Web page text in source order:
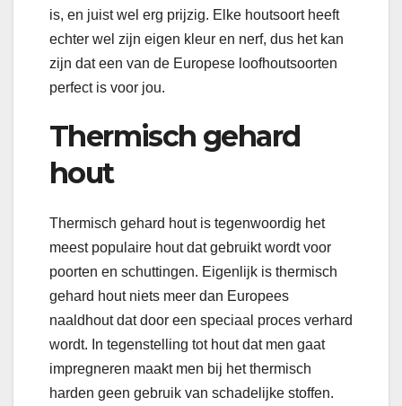
is, en juist wel erg prijzig. Elke houtsoort heeft
echter wel zijn eigen kleur en nerf, dus het kan
zijn dat een van de Europese loofhoutsoorten
perfect is voor jou.
Thermisch gehard
hout
Thermisch gehard hout is tegenwoordig het
meest populaire hout dat gebruikt wordt voor
poorten en schuttingen. Eigenlijk is thermisch
gehard hout niets meer dan Europees
naaldhout dat door een speciaal proces verhard
wordt. In tegenstelling tot hout dat men gaat
impregneren maakt men bij het thermisch
harden geen gebruik van schadelijke stoffen.